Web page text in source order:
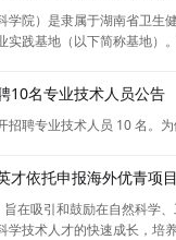
院）是隶属于湖南省卫
践基地（以下简称基地）
10名专业技术人员公告
聘专业技术人员 10 名。为
才依托申报海外优青项目
在吸引和鼓励在自然科学
技术人才的快速成长，培